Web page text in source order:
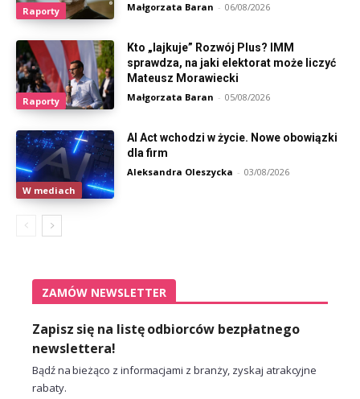
Raporty Małgorzata Baran - 06/08/2026
Raporty
Kto „lajkuje” Rozwój Plus? IMM
sprawdza, na jaki elektorat może liczyć
Mateusz Morawiecki
Małgorzata Baran - 05/08/2026
W mediach
AI Act wchodzi w życie. Nowe obowiązki
dla firm
Aleksandra Oleszycka - 03/08/2026
ZAMÓW NEWSLETTER
Zapisz się na listę odbiorców bezpłatnego
newslettera!
Bądź na bieżąco z informacjami z branży, zyskaj atrakcyjne
rabaty.